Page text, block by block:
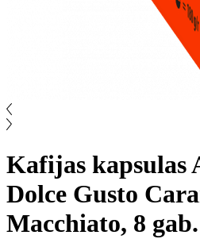
Kafijas kapsulas
Dolce Gusto
Macchiato, 8 gab.